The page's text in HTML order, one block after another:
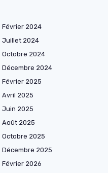
Février 2024
Juillet 2024
Octobre 2024
Décembre 2024
Février 2025
Avril 2025
Juin 2025
Août 2025
Octobre 2025
Décembre 2025
Février 2026